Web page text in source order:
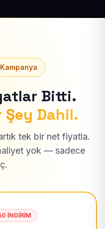
Kampanya
Bitti.
Şey Dahil.
tek bir net fiyatla.
yok — sadece
İNDİRİM